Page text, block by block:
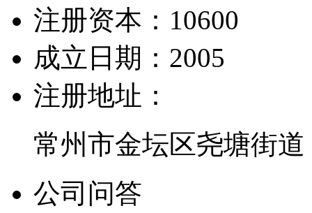
注册资本： 10600
成立日期： 2005
注册地址：
常州市金坛区尧塘街
公司问答